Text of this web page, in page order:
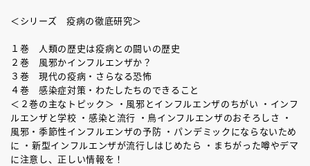
＜シリーズ 疫病の徹底研究＞
１巻 人類の歴史は疫病との闘いの歴史
２巻 風邪かインフルエンザか？
３巻 現代の疫病・さらなる恐怖
４巻 感染症対策・わたしたちのできること
＜２巻の主なトピック＞ ・風邪とインフルエンザのちがい ・インフ
ルエンザと学校 ・感染と流行 ・鳥インフルエンザのおそろしさ ・
風邪・季節性インフルエンザの予防 ・パンデミックにならないため
に ・新型インフルエンザが流行しはじめたら ・まちがった噂やデマ
に注意し、正しい情報を！